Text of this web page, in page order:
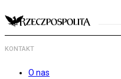
KONTAKT
O nas